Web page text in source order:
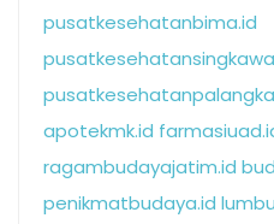
pusatkesehatanbima.id
apotekmk.id
ragambudayajatim.id
penikmatbudaya.id